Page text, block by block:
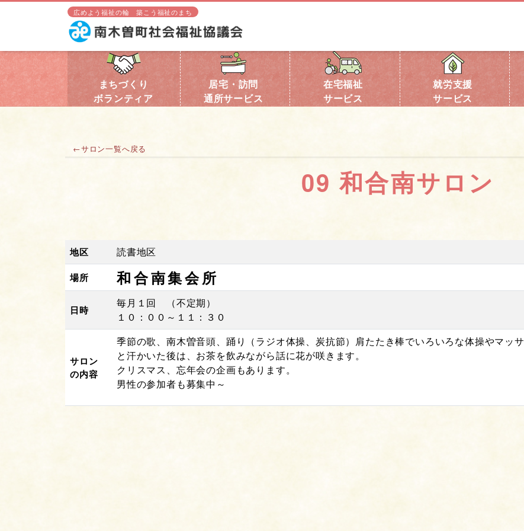
広めよう福祉の輪 築こう福祉のまち
まちづくり
ボランティア
居宅・訪問
通所サービス
在宅福祉
サービス
就労支援
サービス
←サロン一覧へ戻る
09 和合南サロン
地区 読書地区
場所 和合南集会所
日時
毎月１回 （不定期）
１０：００～１１：３０
サロン
の内容
季節の歌、南木曽音頭、踊り（ラジオ体操、炭抗節）肩たたき棒でいろいろな体操やマッ
と汗かいた後は、お茶を飲みながら話に花が咲きます。
クリスマス、忘年会の企画もあります。
男性の参加者も募集中～